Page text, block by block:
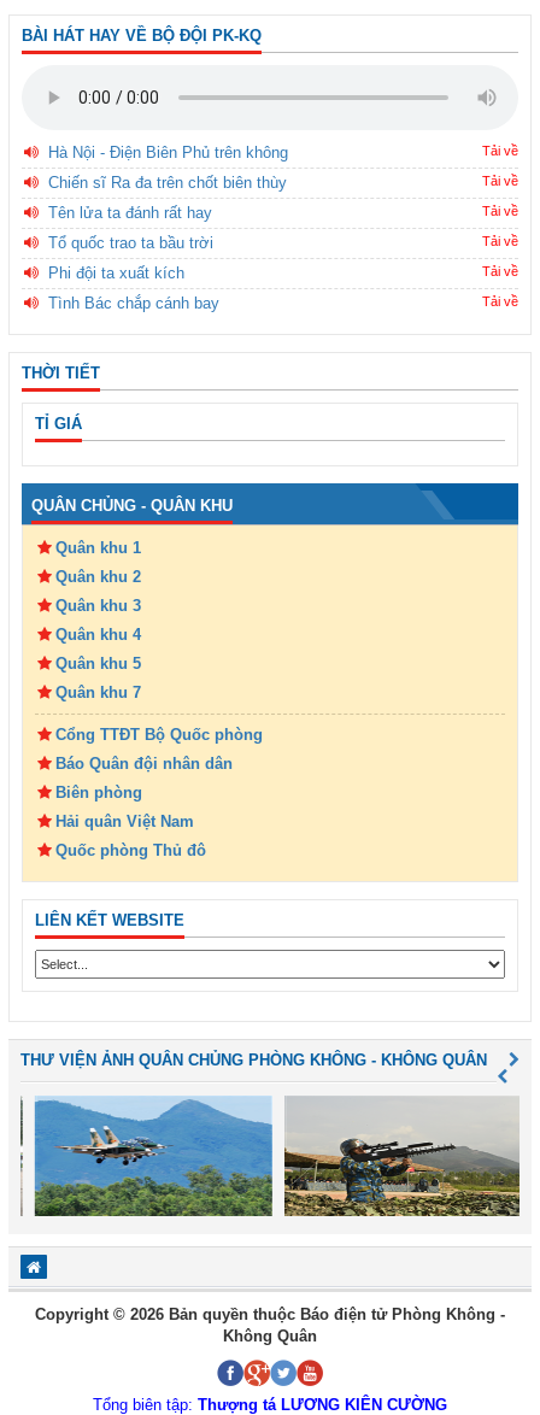
BÀI HÁT HAY VỀ BỘ ĐỘI PK-KQ
Hà Nội - Điện Biên Phủ trên không Tải về
Chiến sĩ Ra đa trên chốt biên thùy Tải về
Tên lửa ta đánh rất hay Tải về
Tổ quốc trao ta bầu trời Tải về
Phi đội ta xuất kích Tải về
Tình Bác chắp cánh bay Tải về
THỜI TIẾT
TỈ GIÁ
QUÂN CHỦNG - QUÂN KHU
Quân khu 1
Quân khu 2
Quân khu 3
Quân khu 4
Quân khu 5
Quân khu 7
Cổng TTĐT Bộ Quốc phòng
Báo Quân đội nhân dân
Biên phòng
Hải quân Việt Nam
Quốc phòng Thủ đô
LIÊN KẾT WEBSITE
THƯ VIỆN ẢNH QUÂN CHỦNG PHÒNG KHÔNG - KHÔNG QUÂN
Copyright © 2026 Bản quyền thuộc Báo điện tử Phòng Không -
Không Quân
Tổng biên tập: Thượng tá LƯƠNG KIÊN CƯỜNG